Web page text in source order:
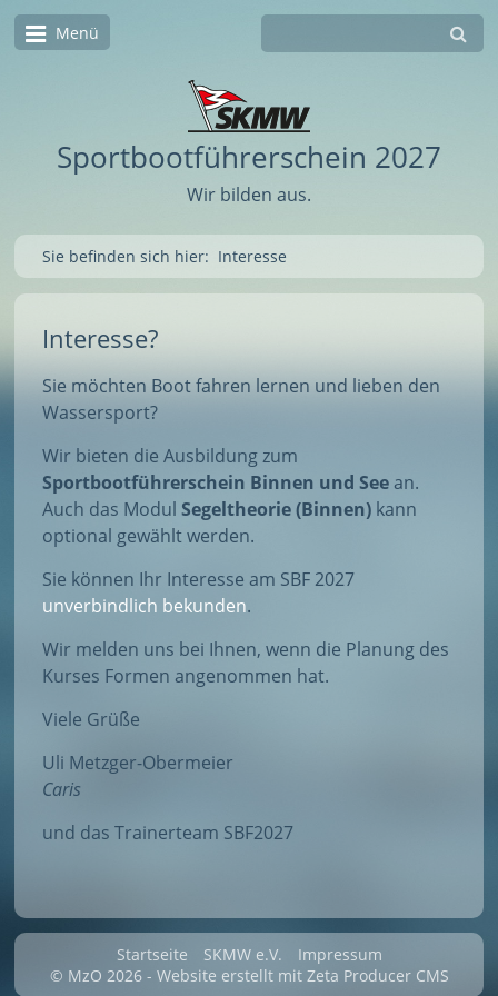
Menü
Sportbootführerschein 2027
Wir bilden aus.
Sie befinden sich hier: Interesse
Interesse?
Sie möchten Boot fahren lernen und lieben den
Wassersport?
Wir bieten die Ausbildung zum
Sportbootführerschein Binnen und See an.
Auch das ModulSegeltheorie (Binnen) kann
optional gewählt werden.
Sie können Ihr Interesse am SBF 2027
unverbindlich bekunden.
Wir melden uns bei Ihnen, wenn die Planung des
Kurses Formen angenommen hat.
Viele Grüße
Uli Metzger-Obermeier
Caris
und das Trainerteam SBF2027
Startseite SKMW e.V.
Impressum
© MzO 2026 - Website erstellt mit Zeta Producer CMS